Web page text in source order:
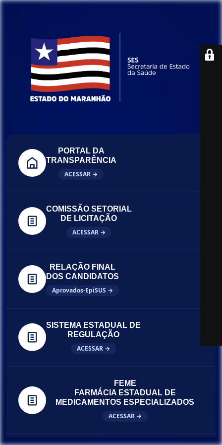
PORTAL DA
TRANSPARÊNCIA
ACESSAR →
COMISSÃO SETORIAL
DE LICITAÇÃO
ACESSAR →
RELAÇÃO FINAL
DOS CANDIDATOS
Aprovados-EpiSUS →
SISTEMA ESTADUAL DE
REGULAÇÃO
ACESSAR →
FEME
FARMÁCIA ESTADUAL DE
MEDICAMENTOS ESPECIALIZADOS
ACESSAR →